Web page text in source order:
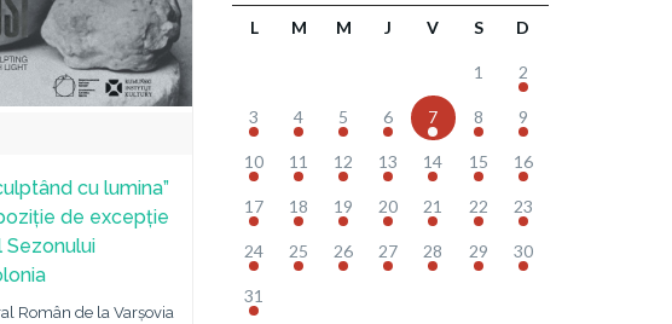
cu lumina”
de excepție
Sezonului
Român de la Varșovia
L M M J V S D
1 2
3 4 5 6 7 8 9
10 11 12 13 14 15 16
17 18 19 20 21 22 23
24 25 26 27 28 29 30
31